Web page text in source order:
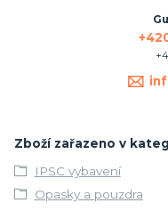
Zboží zařazeno v
IPSC vybavení
Opasky a pouzdra